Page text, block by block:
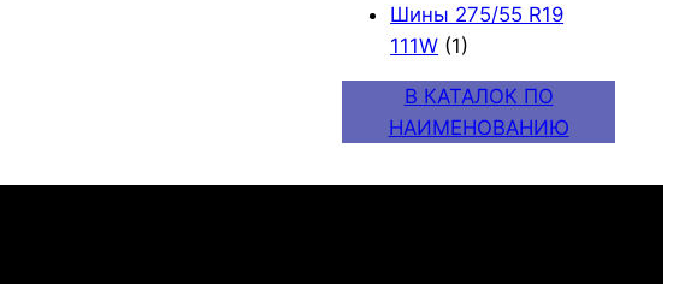
Шины 275/55 R19
111W (1)
В КАТАЛОК ПО
НАИМЕНОВАНИЮ